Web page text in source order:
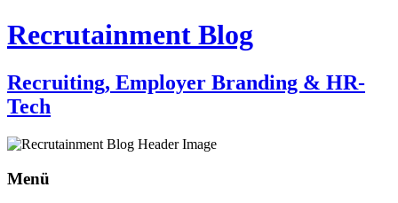
Recrutainment Blog
Recruiting, Employer Branding & HR-
Tech
Menü